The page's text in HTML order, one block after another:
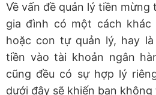
Về vấn đề quản lý tiền mừng
gia đình có một cách khác
hoặc con tự quản lý, hay
tiền vào tài khoản ngân
cũng đều có sự hợp lý
dưới đây sẽ khiến bạn không